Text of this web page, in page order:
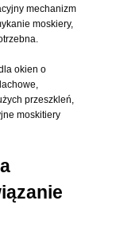
mechanizm
moskiery,
okien o
przeszkleń,
moskitiery